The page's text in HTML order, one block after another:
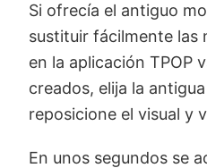
Si ofrecía el antiguo
sustituir fácilmente las
en la aplicación TPOP
creados, elija la
reposicione el visual y
En unos segundos se